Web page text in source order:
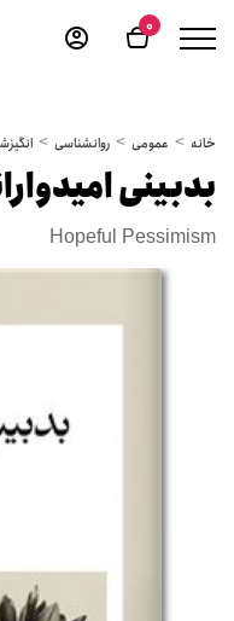
0
خانه عمومی روانشناسی
بدبینی
Hopeful Pessimism